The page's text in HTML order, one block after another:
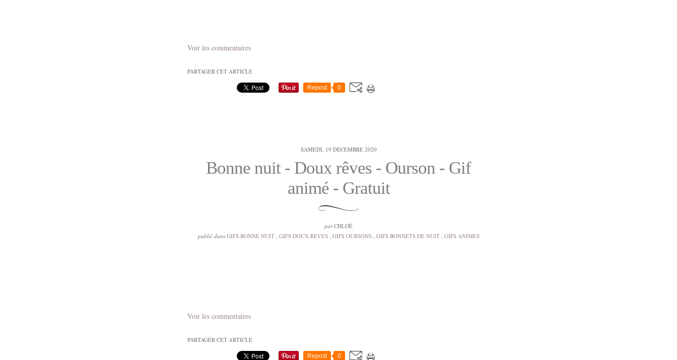
Voir les commentaires
PARTAGER CET ARTICLE
Repost 0
SAMEDI, 19 DÉCEMBRE 2020
Bonne nuit - Doux rêves - Ourson - Gif
animé - Gratuit
parCHLOÉ
publié dans GIFS BONNE NUIT, GIFS DOUX REVES, GIFS OURSONS, GIFS BONNETS DE NUIT, GIFS ANIMES
Voir les commentaires
PARTAGER CET ARTICLE
Repost 0